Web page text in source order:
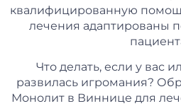
квалифицированную
лечения адаптированы
Что делать, если у вас
развилась игромания?
Монолит в Виннице для